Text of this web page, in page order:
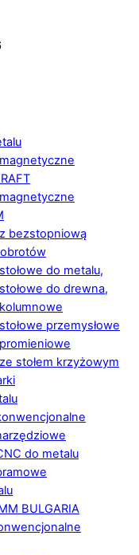
bezstopniową
do metalu,
do drewna,
przemysłowe
stołem krzyżowym
do metalu
BULGARIA